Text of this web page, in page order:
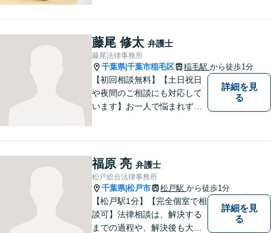
や未来を見据えたサポートを
大切にしています。【休日や
夜間相談も柔軟に対応】【WE
B相談可】
藤尾 修太 弁護士
藤尾法律事務所
千葉県|千葉市稲毛区 稲毛駅 から徒歩1分
【初回相談無料】【土日祝日
や夜間のご相談にも対応して
います】お一人で悩まれず、
詳細を見
る
福原 亮 弁護士
松戸総合法律事務所
千葉県|松戸市 松戸駅 から徒歩1分
【松戸駅1分】【完全個室で相
談可】法律相談は、解決する
までの過程や、解決後も大切
詳細を見
る